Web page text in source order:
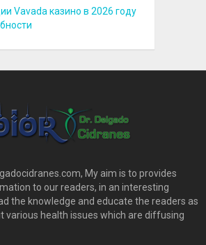
Vavada казино в 2026 году
My aim is to provides
to our readers, in an interesting
the knowledge and educate the readers as
various health issues which are diffusing